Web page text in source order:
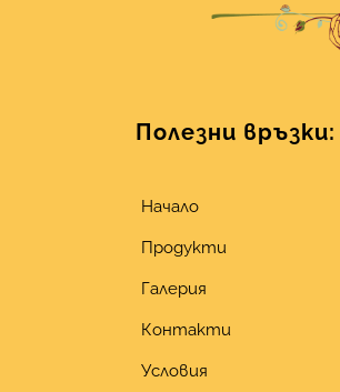
Полезни връзки:
Начало
Продукти
Галерия
Контакти
Условия